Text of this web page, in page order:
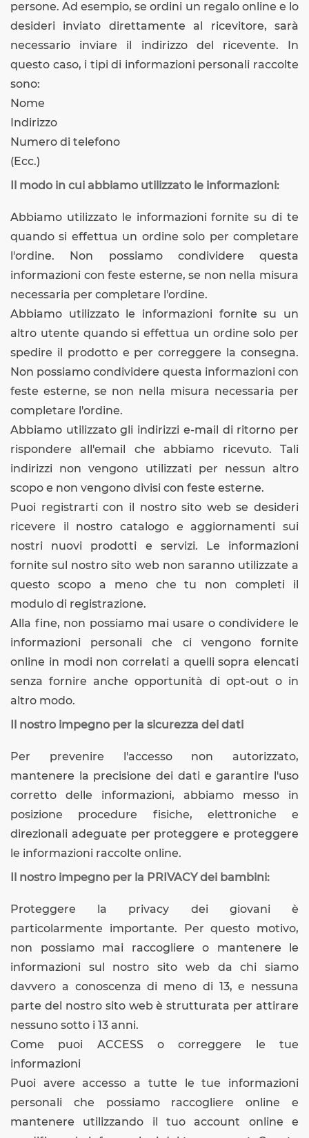
persone. Ad esempio, se ordini un regalo online e lo
desideri inviato direttamente al ricevitore, sarà
necessario inviare il indirizzo del ricevente. In
questo caso, i tipi di informazioni personali raccolte
sono:
Nome
Indirizzo
Numero di telefono
(Ecc.)
Il modo in cui abbiamo utilizzato le informazioni:
Abbiamo utilizzato le informazioni fornite su di te
quando si effettua un ordine solo per completare
l'ordine. Non possiamo condividere questa
informazioni con feste esterne, se non nella misura
necessaria per completare l'ordine.
Abbiamo utilizzato le informazioni fornite su un
altro utente quando si effettua un ordine solo per
spedire il prodotto e per correggere la consegna.
Non possiamo condividere questa informazioni con
feste esterne, se non nella misura necessaria per
completare l'ordine.
Abbiamo utilizzato gli indirizzi e-mail di ritorno per
rispondere all'email che abbiamo ricevuto. Tali
indirizzi non vengono utilizzati per nessun altro
scopo e non vengono divisi con feste esterne.
Puoi registrarti con il nostro sito web se desideri
ricevere il nostro catalogo e aggiornamenti sui
nostri nuovi prodotti e servizi. Le informazioni
fornite sul nostro sito web non saranno utilizzate a
questo scopo a meno che tu non completi il
modulo di registrazione.
Alla fine, non possiamo mai usare o condividere le
informazioni personali che ci vengono fornite
online in modi non correlati a quelli sopra elencati
senza fornire anche opportunità di opt-out o in
altro modo.
Il nostro impegno per la sicurezza dei dati
Per prevenire l'accesso non autorizzato,
mantenere la precisione dei dati e garantire l'uso
corretto delle informazioni, abbiamo messo in
posizione procedure fisiche, elettroniche e
direzionali adeguate per proteggere e proteggere
le informazioni raccolte online.
Il nostro impegno per la PRIVACY dei bambini:
Proteggere la privacy dei giovani è
particolarmente importante. Per questo motivo,
non possiamo mai raccogliere o mantenere le
informazioni sul nostro sito web da chi siamo
davvero a conoscenza di meno di 13, e nessuna
parte del nostro sito web è strutturata per attirare
nessuno sotto i 13 anni.
Come puoi ACCESS o correggere le tue
informazioni
Puoi avere accesso a tutte le tue informazioni
personali che possiamo raccogliere online e
mantenere utilizzando il tuo account online e